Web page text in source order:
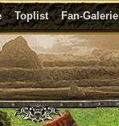
Toplist Fan-Galerie